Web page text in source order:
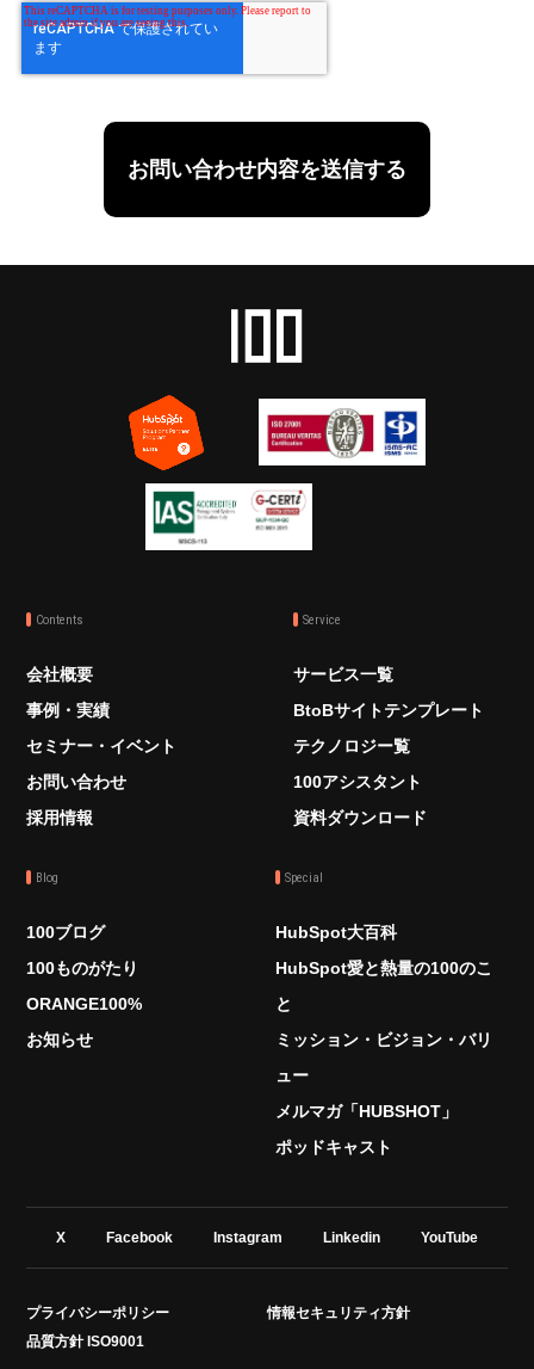
Contents
会社概要
事例・実績
セミナー・イベント
お問い合わせ
採用情報
Service
サービス一覧
BtoBサイトテンプレート
テクノロジー覧
100アシスタント
資料ダウンロード
Blog
100ブログ
100ものがたり
ORANGE100%
お知らせ
Special
HubSpot大百科
HubSpot愛と熱量の100のこ
と
ミッション・ビジョン・バリ
ュー
メルマガ「HUBSHOT」
ポッドキャスト
X Facebook Instagram Linkedin YouTube
プライバシーポリシー
情報セキュリティ方針
品質方針 ISO9001